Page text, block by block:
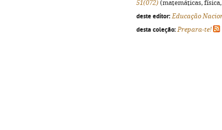
51(072) (matemáticas,
deste editor: Educação
desta coleção: Prepara-te!